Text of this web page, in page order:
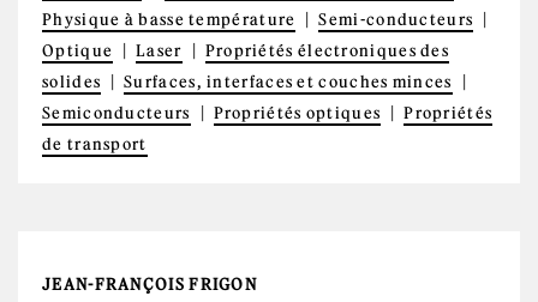
Physique à basse température
Semi-conducteurs
Optique
Laser
Propriétés électroniques des
solides
Surfaces, interfaces et couches minces
Semiconducteurs
Propriétés optiques
Propriétés
de transport
JEAN-FRANÇOIS FRIGON